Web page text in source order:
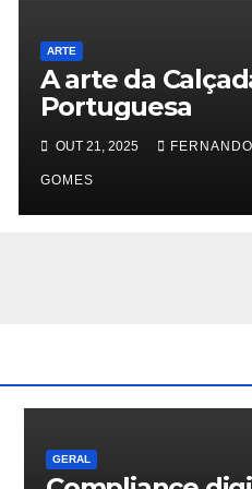
ARTE
A arte da
Portuguesa
OUT 21, 2025 FERNANDO
GOMES
GERAL